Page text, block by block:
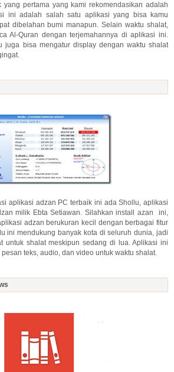
yang pertama yang kami rekomendasikan adalah
ini adalah salah satu aplikasi yang bisa kamu
dibelahan bumi manapun. Selain waktu shalat,
Al-Quran dengan terjemahannya di aplikasi ini.
juga bisa mengatur display dengan waktu shalat
aplikasi adzan PC terbaik ini ada Shollu, aplikasi
milik Ebta Setiawan. Silahkan install azan ini,
adzan berukuran kecil dengan berbagai fitur
ini mendukung banyak kota di seluruh dunia, jadi
untuk shalat meskipun sedang di lua. Aplikasi ini
teks, audio, dan video untuk waktu shalat.